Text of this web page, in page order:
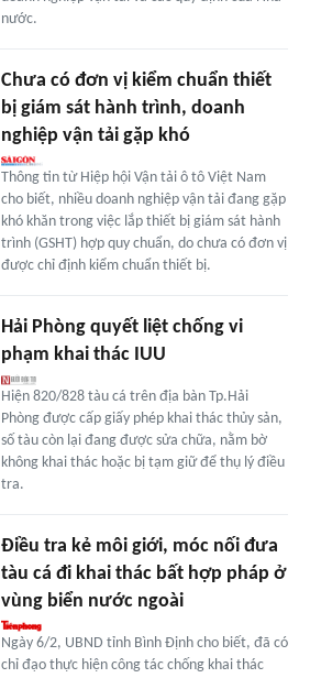
nước.
Chưa có đơn vị kiểm chuẩn thiết
bị giám sát hành trình, doanh
nghiệp vận tải gặp khó
Thông tin từ Hiệp hội Vận tải ô tô Việt Nam
cho biết, nhiều doanh nghiệp vận tải đang gặp
khó khăn trong việc lắp thiết bị giám sát hành
trình (GSHT) hợp quy chuẩn, do chưa có đơn vị
được chỉ định kiểm chuẩn thiết bị.
Hải Phòng quyết liệt chống vi
phạm khai thác IUU
Hiện 820/828 tàu cá trên địa bàn Tp.Hải
Phòng được cấp giấy phép khai thác thủy sản,
số tàu còn lại đang được sửa chữa, nằm bờ
không khai thác hoặc bị tạm giữ để thụ lý điều
tra.
Điều tra kẻ môi giới, móc nối đưa
tàu cá đi khai thác bất hợp pháp ở
vùng biển nước ngoài
Ngày 6/2, UBND tỉnh Bình Định cho biết, đã có
chỉ đạo thực hiện công tác chống khai thác